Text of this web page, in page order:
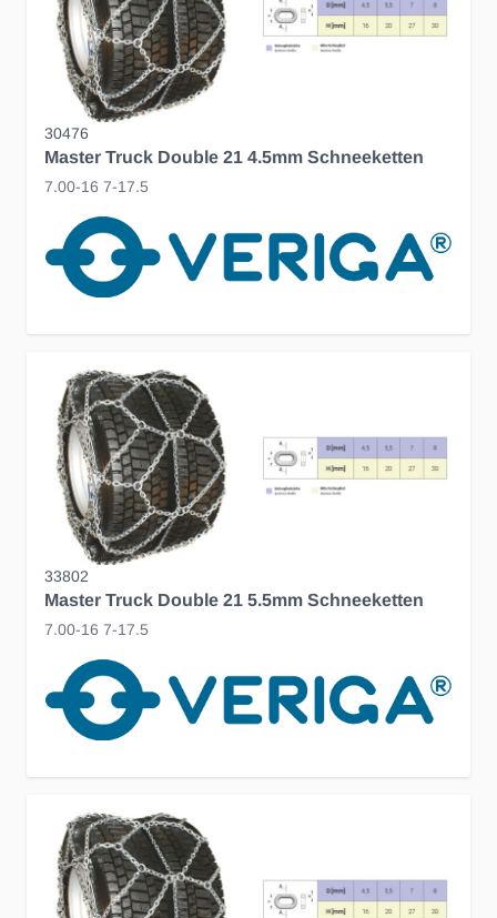
30476
Master Truck Double 21 4.5mm Schneeketten
7.00-16 7-17.5
33802
Master Truck Double 21 5.5mm Schneeketten
7.00-16 7-17.5